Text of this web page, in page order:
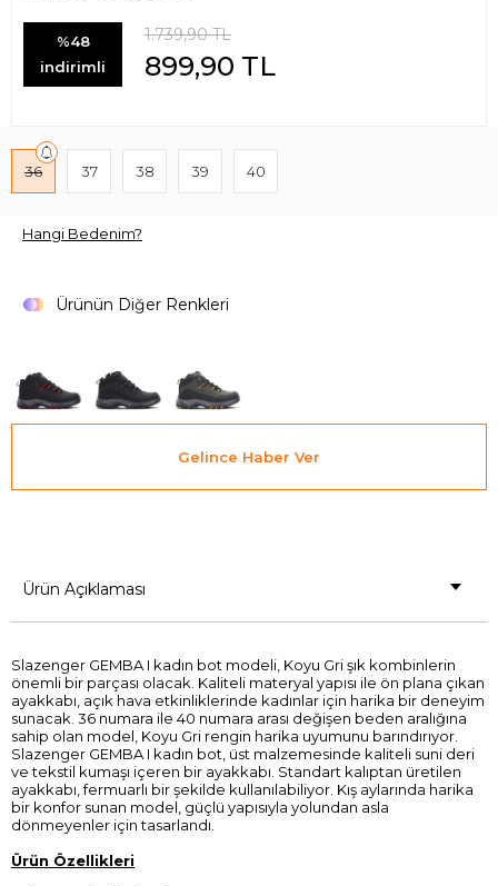
%48
indirimli
1.739,90TL
899,90 TL
36 37 38 39 40
Hangi Bedenim?
Ürünün Diğer Renkleri
Gelince Haber Ver
Ürün Açıklaması
Slazenger GEMBA I kadın bot modeli, Koyu Gri şık kombinlerin
önemli bir parçası olacak. Kaliteli materyal yapısı ile ön plana çıkan
ayakkabı, açık hava etkinliklerinde kadınlar için harika bir deneyim
sunacak. 36 numara ile 40 numara arası değişen beden aralığına
sahip olan model, Koyu Gri rengin harika uyumunu barındırıyor.
Slazenger GEMBA I kadın bot, üst malzemesinde kaliteli suni deri
ve tekstil kumaşı içeren bir ayakkabı. Standart kalıptan üretilen
ayakkabı, fermuarlı bir şekilde kullanılabiliyor. Kış aylarında harika
bir konfor sunan model, güçlü yapısıyla yolundan asla
dönmeyenler için tasarlandı.
Ürün Özellikleri